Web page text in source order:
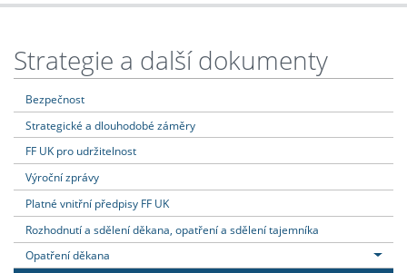
Strategie a další dokumenty
Bezpečnost
Strategické a dlouhodobé záměry
FF UK pro udržitelnost
Výroční zprávy
Platné vnitřní předpisy FF UK
Rozhodnutí a sdělení děkana, opatření a sdělení tajemníka
Opatření děkana